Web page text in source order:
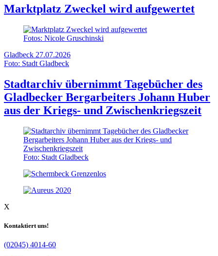
Marktplatz Zweckel wird aufgewertet
Fotos: Nicole Gruschinski
Gladbeck 27.07.2026
Foto: Stadt Gladbeck
Stadtarchiv übernimmt Tagebücher des
Gladbecker Bergarbeiters Johann Huber
aus der Kriegs- und Zwischenkriegszeit
Foto: Stadt Gladbeck
X
Kontaktiert uns!
(02045) 4014-60